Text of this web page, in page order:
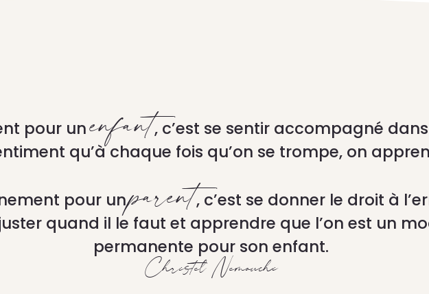
pour unenfant, c’est se sentir accompagné
qu’à chaque fois qu’on se trompe, on
pour unparent, c’est se donner le droit à
quand il le faut et apprendre que l’on est un
permanente pour son enfant.
Christel Nemouchi